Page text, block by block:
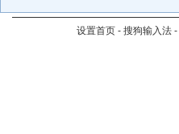
设置首页 - 搜狗输入法 -